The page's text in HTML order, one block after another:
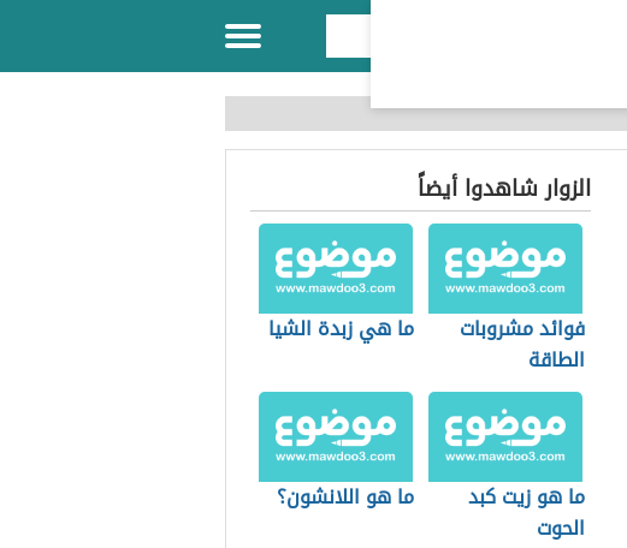
الزوار شاهدوا أيضاً
فوائد مشروبات
الطاقة
ما هي زبدة الشيا
ما هو زيت كبد
الحوت
ما هو اللانشون؟